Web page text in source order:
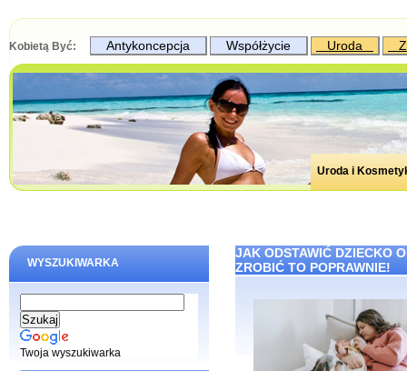
Kobietą Być: Antykoncepcja Współżycie Uroda
Uroda i
WYSZUKIWARKA
Twoja wyszukiwarka
JAK ODSTAWIĆ DZIECKO
ZROBIĆ TO POPRAWNIE!